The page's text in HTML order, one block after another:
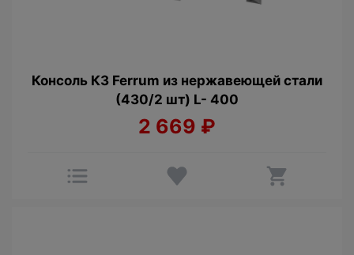
Консоль К3 Ferrum из нержавеющей стали
(430/2 шт) L- 400
2 669 ₽